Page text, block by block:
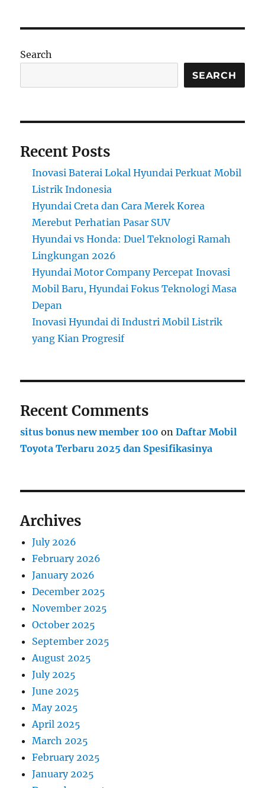
Search
SEARCH
Recent Posts
Inovasi Baterai Lokal Hyundai Perkuat Mobil
Listrik Indonesia
Hyundai Creta dan Cara Merek Korea
Merebut Perhatian Pasar SUV
Hyundai vs Honda: Duel Teknologi Ramah
Lingkungan 2026
Hyundai Motor Company Percepat Inovasi
Mobil Baru, Hyundai Fokus Teknologi Masa
Depan
Inovasi Hyundai di Industri Mobil Listrik
yang Kian Progresif
Recent Comments
situs bonus new member 100 onDaftar Mobil
Toyota Terbaru 2025 dan Spesifikasinya
Archives
July 2026
February 2026
January 2026
December 2025
November 2025
October 2025
September 2025
August 2025
July 2025
June 2025
May 2025
April 2025
March 2025
February 2025
January 2025